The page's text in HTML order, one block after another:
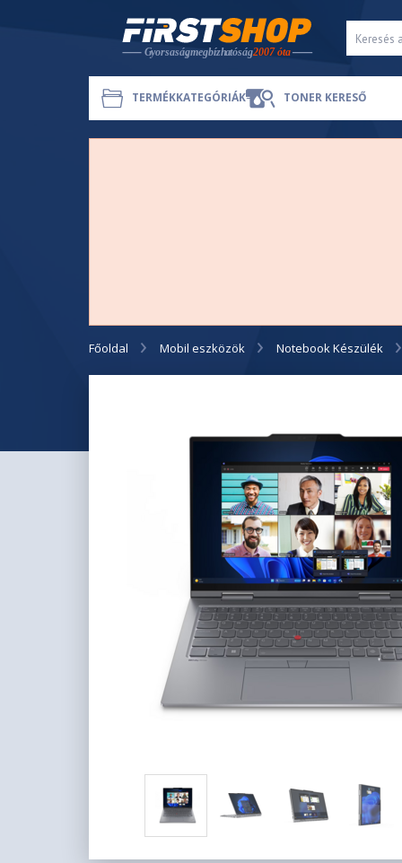
TERMÉKKATEGÓRIÁK TONER KERESŐ
Főoldal Mobil eszközök Notebook Készülék